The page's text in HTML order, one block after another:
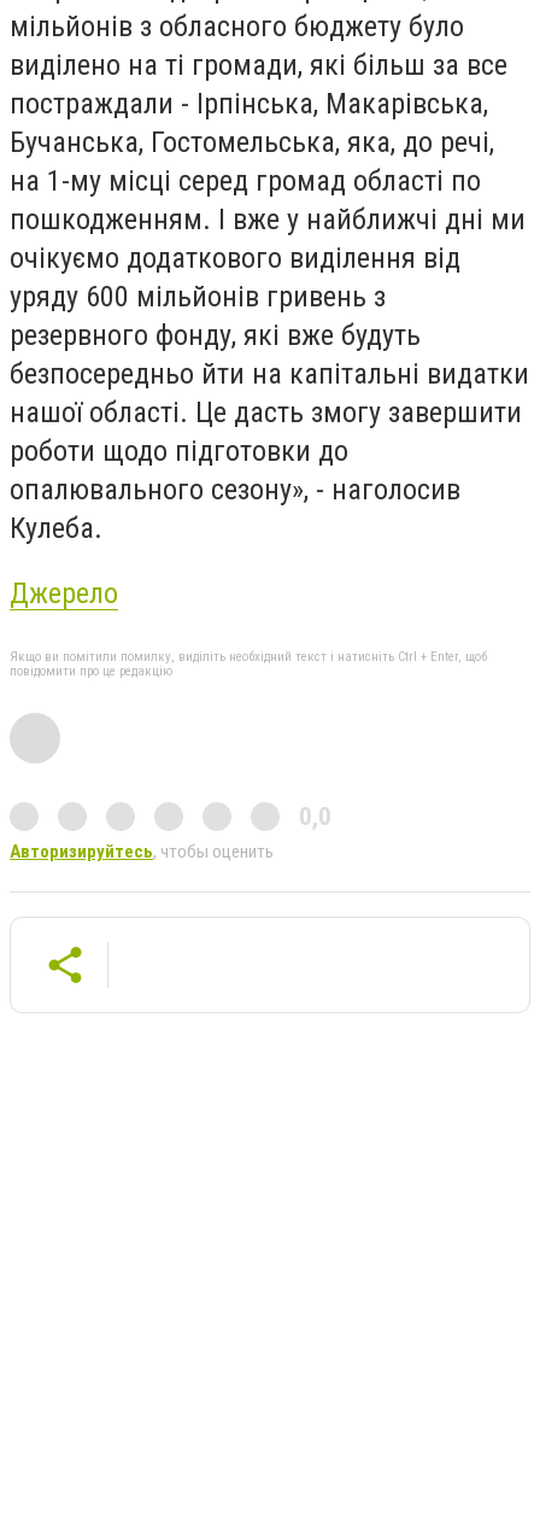
мільйонів з обласного бюджету було
виділено на ті громади, які більш за все
постраждали - Ірпінська, Макарівська,
Бучанська, Гостомельська, яка, до речі,
на 1-му місці серед громад області по
пошкодженням. І вже у найближчі дні ми
очікуємо додаткового виділення від
уряду 600 мільйонів гривень з
резервного фонду, які вже будуть
безпосередньо йти на капітальні видатки
нашої області. Це дасть змогу завершити
роботи щодо підготовки до
опалювального сезону», - наголосив
Кулеба.
Джерело
Якщо ви помітили помилку, виділіть необхідний текст і натисніть Ctrl + Enter, щоб
повідомити про це редакцію
0,0
Авторизируйтесь, чтобы оценить